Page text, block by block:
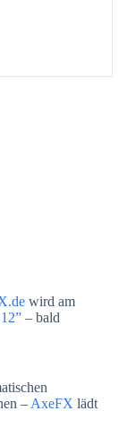
wird am
– bald
– AxeFX lädt